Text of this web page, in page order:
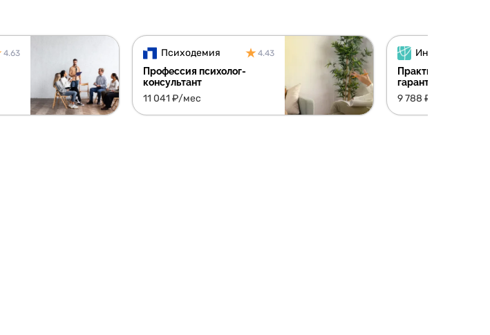
4.63 Психодемия 4.43
Профессия психолог-
консультант
11 041 ₽/мес
Практический
гарантией первых
9 788 ₽/мес